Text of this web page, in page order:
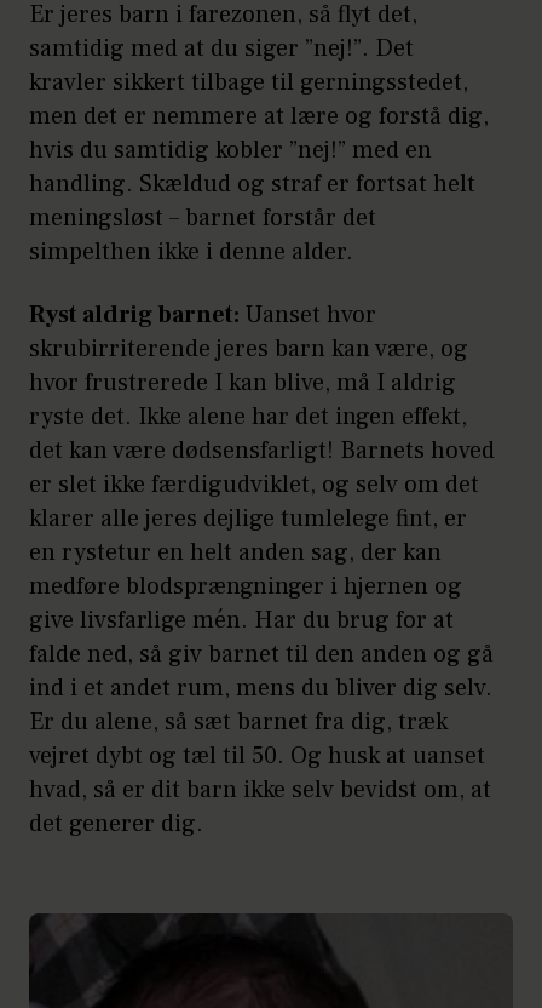
Er jeres barn i farezonen, så flyt det,
samtidig med at du siger ”nej!”. Det
kravler sikkert tilbage til gerningsstedet,
men det er nemmere at lære og forstå dig,
hvis du samtidig kobler ”nej!” med en
handling. Skældud og straf er fortsat helt
meningsløst – barnet forstår det
simpelthen ikke i denne alder.
Ryst aldrig barnet: Uanset hvor
skrubirriterende jeres barn kan være, og
hvor frustrerede I kan blive, må I aldrig
ryste det. Ikke alene har det ingen effekt,
det kan være dødsensfarligt! Barnets hoved
er slet ikke færdigudviklet, og selv om det
klarer alle jeres dejlige tumlelege fint, er
en rystetur en helt anden sag, der kan
medføre blodsprængninger i hjernen og
give livsfarlige mén. Har du brug for at
falde ned, så giv barnet til den anden og gå
ind i et andet rum, mens du bliver dig selv.
Er du alene, så sæt barnet fra dig, træk
vejret dybt og tæl til 50. Og husk at uanset
hvad, så er dit barn ikke selv bevidst om, at
det generer dig.